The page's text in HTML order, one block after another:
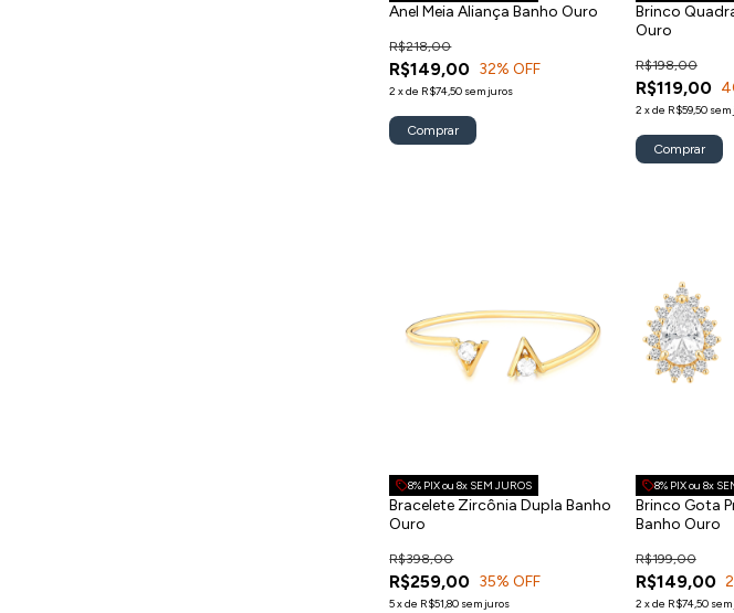
Anel Meia Aliança Banho Ouro
R$149,00
R$218,00
32% OFF
2 xde R$74,50 sem juros
Comprar
Brinco
Ouro
R$119,00
R$198,00
2 xde R$59,50 sem
8% PIX ou 8x SEM JUROS
Bracelete Zircônia Dupla Banho
Ouro
R$259,00
R$398,00
35% OFF
5xde R$51,80 sem juros
8% PIX ou 8x
Brinco Gota
Banho Ouro
R$149,00
R$199,00
2 xde R$74,50